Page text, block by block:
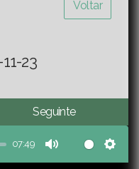
Voltar
23
Seguinte
07:49
Mute